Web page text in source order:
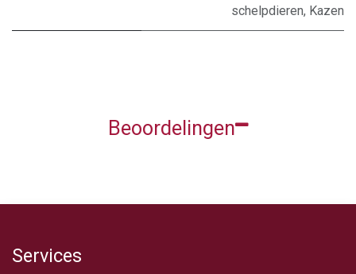
schelpdieren, Kazen
Beoordelingen
Services